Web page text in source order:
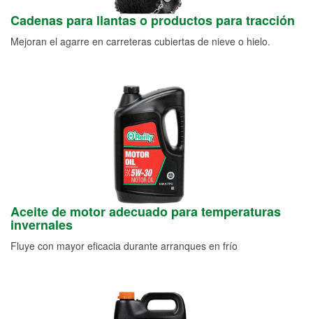
Cadenas para llantas o productos para tracción
Mejoran el agarre en carreteras cubiertas de nieve o hielo.
Aceite de motor adecuado para temperaturas
invernales
Fluye con mayor eficacia durante arranques en frío